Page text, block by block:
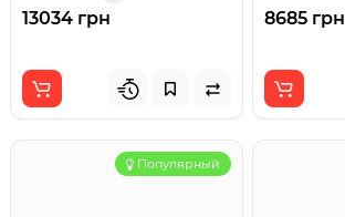
13034 грн 8685 грн
Популярный